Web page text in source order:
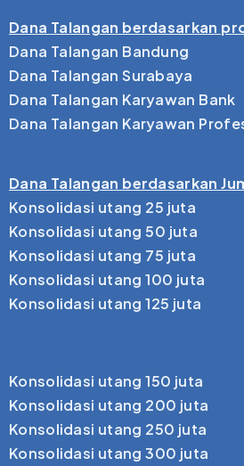
Dana Talangan berdasarkan
Dana Talangan Bandung
Dana Talangan Surabaya
Dana Talangan Karyawan Bank
Dana Talangan Karyawan
Dana Talangan berdasarkan
Konsolidasi utang 25 juta
Konsolidasi utang 50 juta
Konsolidasi utang 75 juta
Konsolidasi utang 100 juta
Konsolidasi utang 125 juta
Konsolidasi utang 150 juta
Konsolidasi utang 200 juta
Konsolidasi utang 250 juta
Konsolidasi utang 300 juta